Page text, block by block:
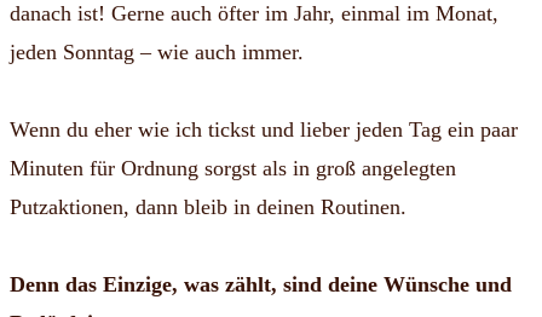
danach ist! Gerne auch öfter im Jahr, einmal im Monat,
jeden Sonntag – wie auch immer.
Wenn du eher wie ich tickst und lieber jeden Tag ein paar
Minuten für Ordnung sorgst als in groß angelegten
Putzaktionen, dann bleib in deinen Routinen.
Denn das Einzige, was zählt, sind deine Wünsche und